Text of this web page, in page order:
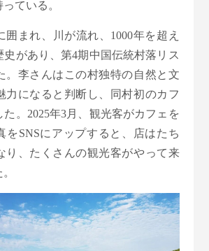
ている。
囲まれ、川が流れ、1000年を超え
史があり、第4期中国伝統村落リス
。李さんはこの村独特の自然と文
力になると判断し、同村初のカフ
た。2025年3月、観光客がカフェを
をSNSにアップすると、店はたち
り、たくさんの観光客がやって来